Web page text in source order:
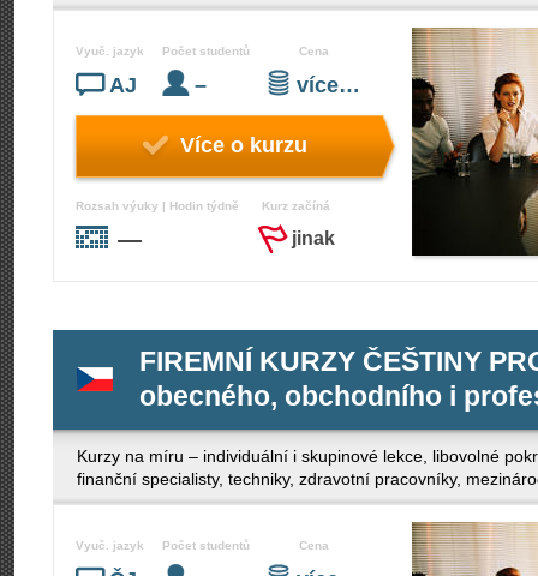
Vyuč. jazyk
AJ
Počet studentů
–
Cena
více…
Více o kurzu
Rozsah výuky | Hodin týdně
—
Kurz začíná
jinak
FIREMNÍ KURZY ČEŠTINY
obecného, obchodního i
Kurzy na míru – individuální i skupinové lekce, libovolné
finanční specialisty, techniky, zdravotní pracovníky,
Vyuč. jazyk Počet studentů Cena